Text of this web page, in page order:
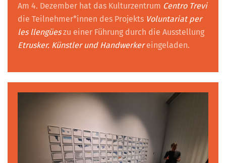
Am 4. Dezember hat das Kulturzentrum Centro Trevi
die Teilnehmer*innen des Projekts Voluntariat per
les llengüeszu einer Führung durch die Ausstellung
Etrusker. Künstler und Handwerkereingeladen.